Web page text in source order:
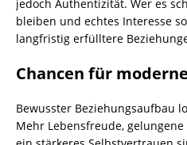
jedoch Authentizität. Wer es
bleiben und echtes Interesse
langfristig erfülltere
Chancen für
Bewusster Beziehungsaufbau
Mehr Lebensfreude,